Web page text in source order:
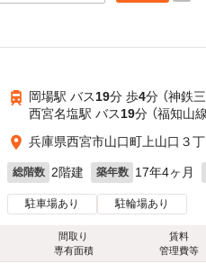
岡場駅 バス19分 歩4分 （神鉄三
西宮名塩駅 バス19分 （福知山線
兵庫県西宮市山口町上山口３丁
総階数 2階建 築年数 17年4ヶ月
駐車場あり 駐輪場あり
間取り
専有面積
賃料
管理費等